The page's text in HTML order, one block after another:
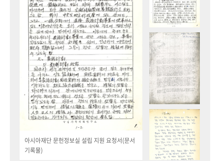
아시아재단 문헌정보실 설립 지원 요청서(문서
기록물)